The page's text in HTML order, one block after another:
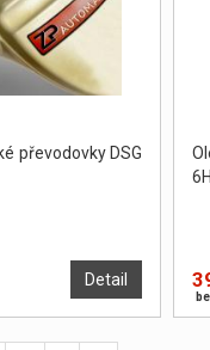
převodovky DSG
Detail